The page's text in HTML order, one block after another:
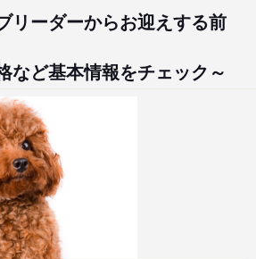
リーダーからお迎えする前
など基本情報をチェック～